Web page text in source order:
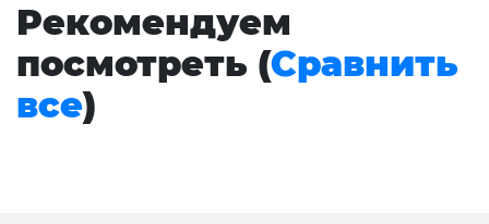
Рекомендуем
посмотреть (Сравнить
все)